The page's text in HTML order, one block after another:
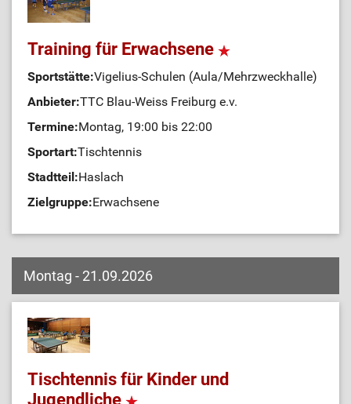
Training für Erwachsene
Sportstätte:Vigelius-Schulen (Aula/Mehrzweckhalle)
Anbieter:TTC Blau-Weiss Freiburg e.v.
Termine:Montag, 19:00 bis 22:00
Sportart:Tischtennis
Stadtteil:Haslach
Zielgruppe:Erwachsene
Montag - 21.09.2026
Tischtennis für Kinder und
Jugendliche